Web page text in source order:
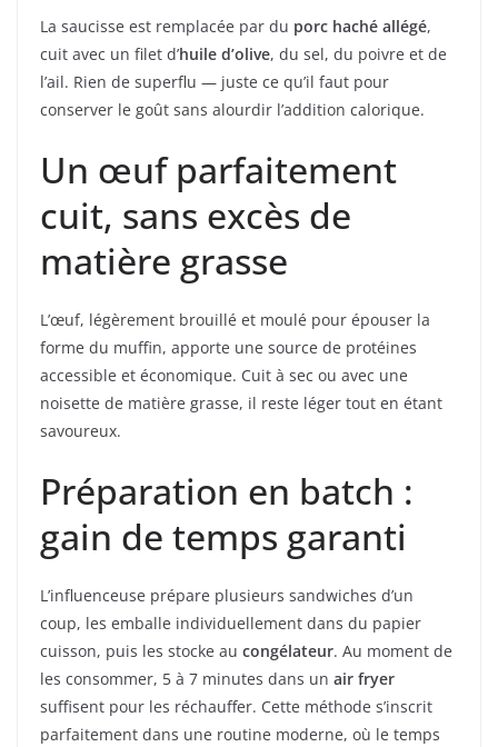
La saucisse est remplacée par du porc haché allégé,
cuit avec un filet d’huile d’olive, du sel, du poivre et de
l’ail. Rien de superflu — juste ce qu’il faut pour
conserver le goût sans alourdir l’addition calorique.
Un œuf parfaitement
cuit, sans excès de
matière grasse
L’œuf, légèrement brouillé et moulé pour épouser la
forme du muffin, apporte une source de protéines
accessible et économique. Cuit à sec ou avec une
noisette de matière grasse, il reste léger tout en étant
savoureux.
Préparation en batch :
gain de temps garanti
L’influenceuse prépare plusieurs sandwiches d’un
coup, les emballe individuellement dans du papier
cuisson, puis les stocke au congélateur. Au moment de
les consommer, 5 à 7 minutes dans un air fryer
suffisent pour les réchauffer. Cette méthode s’inscrit
parfaitement dans une routine moderne, où le temps